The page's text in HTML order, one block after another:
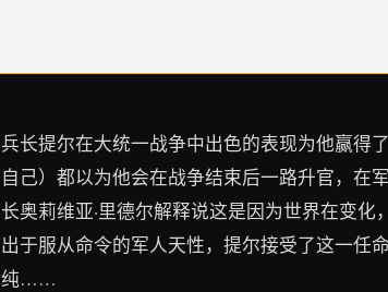
兵长提尔在大统一战争中出色的表现为他赢得
自己）都以为他会在战争结束后一路升官，在
长奥莉维亚·里德尔解释说这是因为世界在变
出于服从命令的军人天性，提尔接受了这一任
纯……